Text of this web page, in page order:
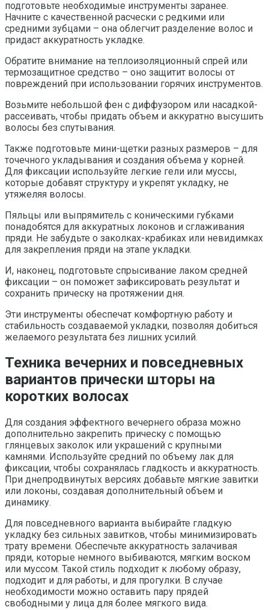
подготовьте необходимые инструменты заранее.
Начните с качественной расчески с редкими или
средними зубцами – она облегчит разделение волос и
придаст аккуратность укладке.
Обратите внимание на теплоизоляционный спрей или
термозащитное средство – оно защитит волосы от
повреждений при использовании горячих инструментов.
Возьмите небольшой фен с диффузором или насадкой-
рассеивать, чтобы придать объем и аккуратно высушить
волосы без спутывания.
Также подготовьте мини-щетки разных размеров – для
точечного укладывания и создания объема у корней.
Для фиксации используйте легкие гели или муссы,
которые добавят структуру и укрепят укладку, не
утяжеляя волосы.
Пяльцы или выпрямитель с коническими губками
понадобятся для аккуратных локонов и сглаживания
пряди. Не забудьте о заколках-крабиках или невидимках
для закрепления пряди на этапе укладки.
И, наконец, подготовьте спрысивание лаком средней
фиксации – он поможет зафиксировать результат и
сохранить прическу на протяжении дня.
Эти инструменты обеспечат комфортную работу и
стабильность создаваемой укладки, позволяя добиться
желаемого результата без лишних усилий.
Техника вечерних и повседневных
вариантов прически шторы на
коротких волосах
Для создания эффектного вечернего образа можно
дополнительно закрепить прическу с помощью
глянцевых заколок или украшений с крупными
камнями. Используйте средний по объему лак для
фиксации, чтобы сохранялась гладкость и аккуратность.
При днепродвинутых версиях добавьте мягкие завитки
или локоны, создавая дополнительный объем и
динамику.
Для повседневного варианта выбирайте гладкую
укладку без сильных завитков, чтобы минимизировать
трату времени. Обеспечьте аккуратность залачивая
пряди, которые немного выбиваются, мягким воском
или муссом. Такой стиль подходит к любому образу,
подходит и для работы, и для прогулки. В случае
необходимости можно оставить пару прядей
свободными у лица для более мягкого вида.